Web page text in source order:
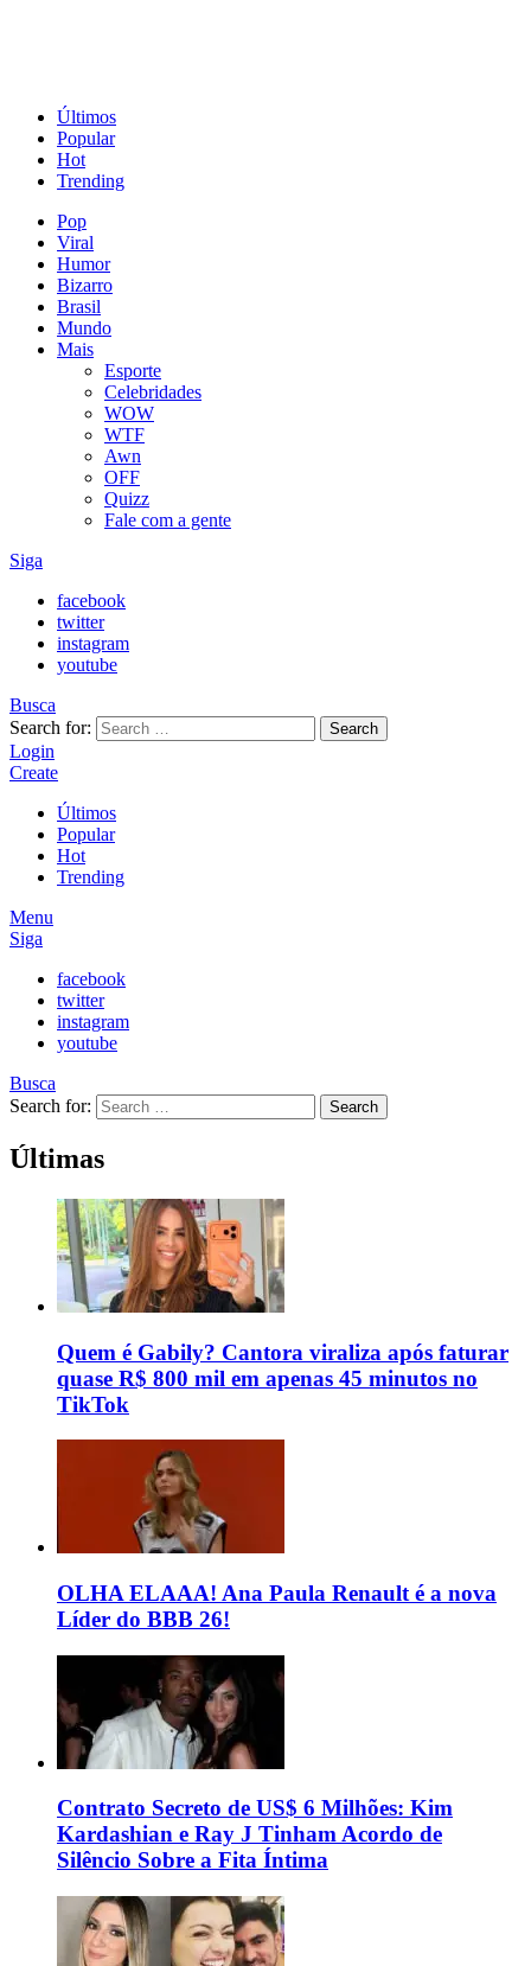
Últimos
Popular
Hot
Trending
Pop
Viral
Humor
Bizarro
Brasil
Mundo
Mais
Esporte
Celebridades
WOW
WTF
Awn
OFF
Quizz
Fale com a gente
Siga
facebook
twitter
instagram
youtube
Busca
Search for:
Search
Login
Create
Últimos
Popular
Hot
Trending
Menu
Siga
facebook
twitter
instagram
youtube
Busca
Search for:
Search
Últimas
Quem é Gabily? Cantora viraliza após faturar
quase R$ 800 mil em apenas 45 minutos no
TikTok
OLHA ELAAA! Ana Paula Renault é a nova
Líder do BBB 26!
Contrato Secreto de US$ 6 Milhões: Kim
Kardashian e Ray J Tinham Acordo de
Silêncio Sobre a Fita Íntima